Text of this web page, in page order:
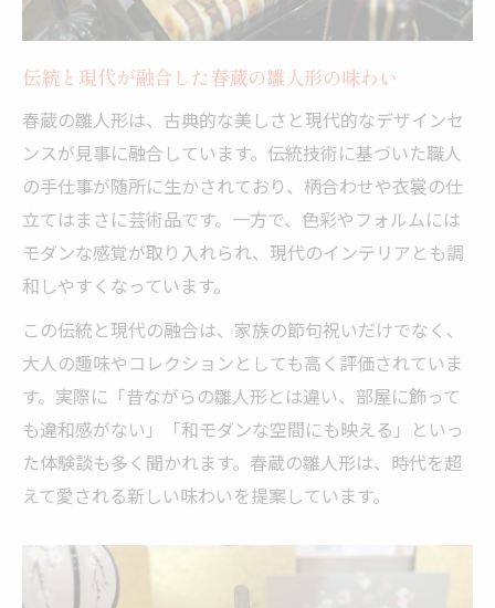
伝統と現代が融合した春蔵の雛人形の味わい
春蔵の雛人形は、古典的な美しさと現代的なデザインセ
ンスが見事に融合しています。伝統技術に基づいた職人
の手仕事が随所に生かされており、柄合わせや衣裳の仕
立てはまさに芸術品です。一方で、色彩やフォルムには
モダンな感覚が取り入れられ、現代のインテリアとも調
和しやすくなっています。
この伝統と現代の融合は、家族の節句祝いだけでなく、
大人の趣味やコレクションとしても高く評価されていま
す。実際に「昔ながらの雛人形とは違い、部屋に飾って
も違和感がない」「和モダンな空間にも映える」といっ
た体験談も多く聞かれます。春蔵の雛人形は、時代を超
えて愛される新しい味わいを提案しています。